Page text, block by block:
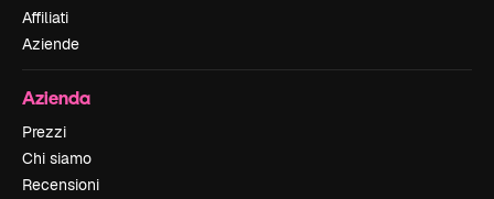
Affiliati
Aziende
Azienda
Prezzi
Chi siamo
Recensioni